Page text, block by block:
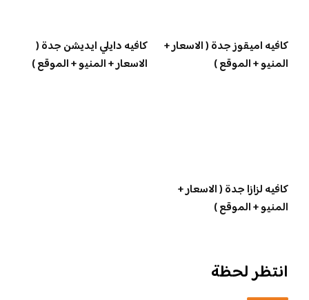
كافيه اميقوز جدة ( الاسعار +
المنيو + الموقع )
كافيه دايلي ايديشن جدة (
الاسعار + المنيو + الموقع )
كافيه لزازا جدة ( الاسعار +
المنيو + الموقع )
انتظر لحظة